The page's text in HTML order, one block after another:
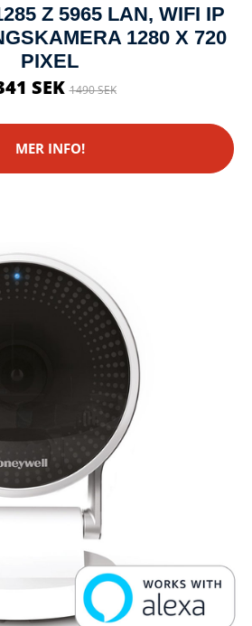
Z 5965 LAN, WIFI IP
1280 X 720
PIXEL
SEK1490 SEK
MER INFO!